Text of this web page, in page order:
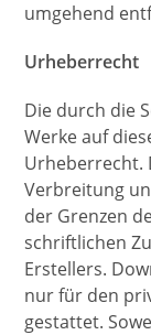
umgehend
Urheberrecht
Die durch die
Werke auf
Urheberrecht.
Verbreitung
der Grenzen
schriftlichen
Erstellers.
nur für den
gestattet.